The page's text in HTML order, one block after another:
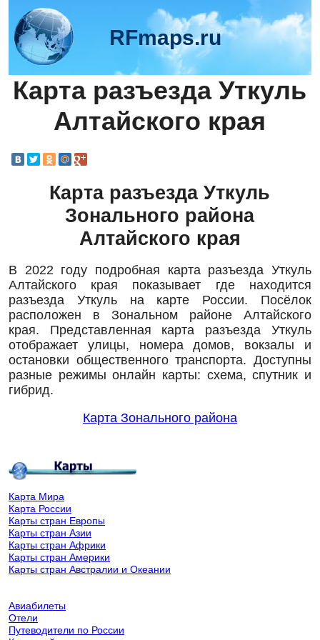
RFmaps.ru
Карта разъезда Уткуль
Алтайского края
Карта разъезда Уткуль
Зонального района
Алтайского края
В 2022 году подробная карта разъезда Уткуль
Алтайского края показывает где находится
разъезда Уткуль на карте России. Посёлок
расположен в Зональном районе Алтайского
края. Представленная карта разъезда Уткуль
отображает улицы, номера домов, вокзалы и
остановки общественного транспорта. Доступны
разные режимы онлайн карты: схема, спутник и
гибрид.
Карта Зонального района
Карта Мира
Карта России
Карты стран Европы
Карты стран Азии
Карты стран Африки
Карты стран Америки
Карты стран Австралии и Океании
Авиабилеты
Отели
Путеводители по России